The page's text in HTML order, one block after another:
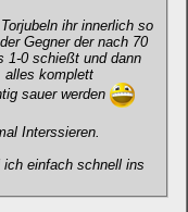
ihr innerlich so
Gegner der nach 70
1-0 schießt und dann
alles komplett
sauer werden
Interssieren.
einfach schnell ins